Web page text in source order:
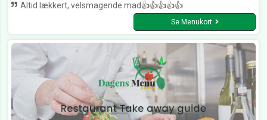
Altid lækkert, velsmagende mad👍👍👍👍👍
Se Menukort